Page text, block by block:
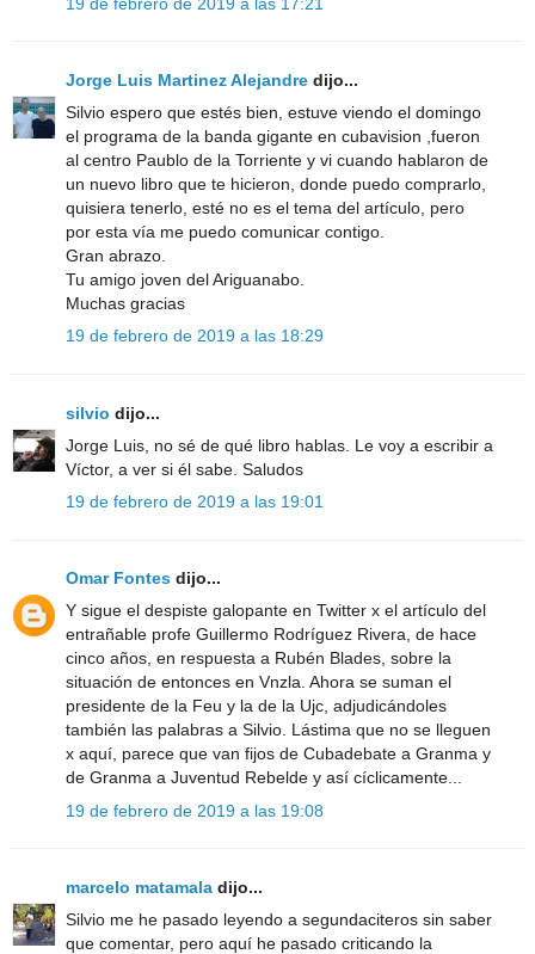
Jorge Luis Martinez Alejandre dijo...
Silvio espero que estés bien, estuve viendo el domingo
el programa de la banda gigante en cubavision ,fueron
al centro Paublo de la Torriente y vi cuando hablaron de
un nuevo libro que te hicieron, donde puedo comprarlo,
quisiera tenerlo, esté no es el tema del artículo, pero
por esta vía me puedo comunicar contigo.
Gran abrazo.
Tu amigo joven del Ariguanabo.
Muchas gracias
19 de febrero de 2019 a las 18:29
silvio dijo...
Jorge Luis, no sé de qué libro hablas. Le voy a escribir a
Víctor, a ver si él sabe. Saludos
19 de febrero de 2019 a las 19:01
Omar Fontes dijo...
Y sigue el despiste galopante en Twitter x el artículo del
entrañable profe Guillermo Rodríguez Rivera, de hace
cinco años, en respuesta a Rubén Blades, sobre la
situación de entonces en Vnzla. Ahora se suman el
presidente de la Feu y la de la Ujc, adjudicándoles
también las palabras a Silvio. Lástima que no se lleguen
x aquí, parece que van fijos de Cubadebate a Granma y
de Granma a Juventud Rebelde y así cíclicamente...
19 de febrero de 2019 a las 19:08
marcelo matamala dijo...
Silvio me he pasado leyendo a segundaciteros sin saber
que comentar, pero aquí he pasado criticando la